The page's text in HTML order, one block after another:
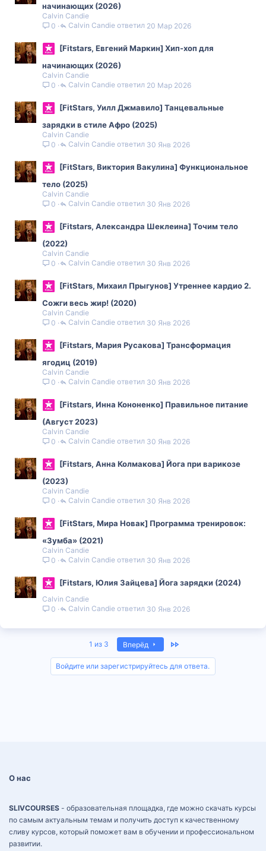
начинающих (2026)
Calvin Candie
0
20 Мар 2026
Calvin Candie
[Fitstars, Евгений Маркин] Хип-хоп для
начинающих (2026)
Calvin Candie
0
20 Мар 2026
Calvin Candie
[FitStars, Уилл Джмавило] Танцевальные
зарядки в стиле Афро (2025)
Calvin Candie
0
30 Янв 2026
Calvin Candie
[FitStars, Виктория Вакулина] Функциональное
тело (2025)
Calvin Candie
0
30 Янв 2026
Calvin Candie
[Fitstars, Александра Шеклеина] Точим тело
(2022)
Calvin Candie
0
30 Янв 2026
Calvin Candie
[FitStars, Михаил Прыгунов] Утреннее кардио 2.
Сожги весь жир! (2020)
Calvin Candie
0
30 Янв 2026
Calvin Candie
[Fitstars, Мария Русакова] Трансформация
ягодиц (2019)
Calvin Candie
0
30 Янв 2026
Calvin Candie
[Fitstars, Инна Кононенко] Правильное питание
(Август 2023)
Calvin Candie
0
30 Янв 2026
Calvin Candie
[Fitstars, Анна Колмакова] Йога при варикозе
(2023)
Calvin Candie
0
30 Янв 2026
Calvin Candie
[FitStars, Мира Новак] Программа тренировок:
«Зумба» (2021)
Calvin Candie
0
30 Янв 2026
Calvin Candie
[Fitstars, Юлия Зайцева] Йога зарядки (2024)
Calvin Candie
0
30 Янв 2026
Calvin Candie
1 из 3 Вперёд
Войдите или зарегистрируйтесь для ответа.
О нас
SLIVCOURSES - образовательная площадка, где можно скачать курсы
по самым актуальным темам и получить доступ к качественному
сливу курсов, который поможет вам в обучении и профессиональном
развитии.